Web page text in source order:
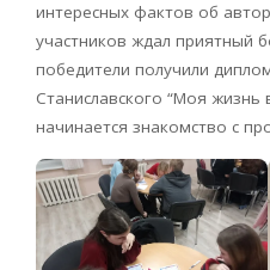
интересных фактов об
участников ждал приятный
победители получили
Станиславского “Моя жизнь
начинается знакомство с